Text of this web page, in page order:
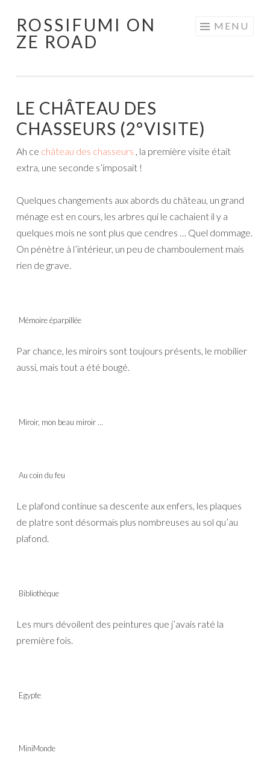
Aller
au
ROSSIFUMI ON
ZE ROAD
MENU
LE CHÂTEAU DES
CHASSEURS (2°VISITE)
Ah ce château des chasseurs , la première visite était
extra, une seconde s’imposait !
Quelques changements aux abords du château, un grand
ménage est en cours, les arbres qui le cachaient il y a
quelques mois ne sont plus que cendres … Quel dommage.
On pénètre à l’intérieur, un peu de chamboulement mais
rien de grave.
Mémoire éparpillée
Par chance, les miroirs sont toujours présents, le mobilier
aussi, mais tout a été bougé.
Miroir, mon beau miroir …
Au coin du feu
Le plafond continue sa descente aux enfers, les plaques
de platre sont désormais plus nombreuses au sol qu’au
plafond.
Bibliothèque
Les murs dévoilent des peintures que j’avais raté la
première fois.
Egypte
MiniMonde